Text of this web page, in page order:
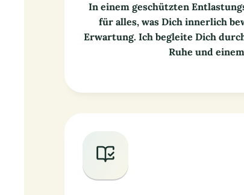
In einem geschützten
für alles, was Dich innerlich
Erwartung. Ich begleite Dich
Ruhe und